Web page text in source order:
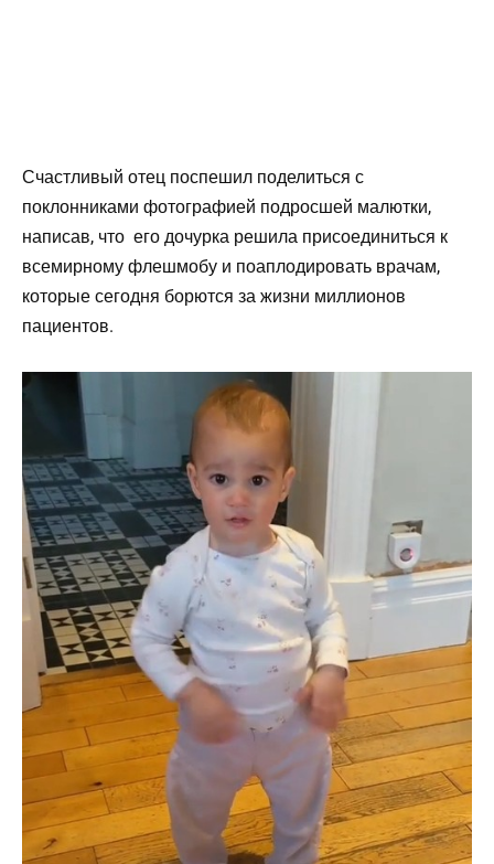
Счастливый отец поспешил поделиться с
поклонниками фотографией подросшей малютки,
написав, что его дочурка решила присоединиться к
всемирному флешмобу и поаплодировать врачам,
которые сегодня борются за жизни миллионов
пациентов.